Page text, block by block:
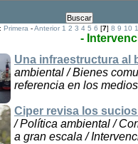
Primera -Anterior 1 2 3 4 5 6 [7]8 9 10
-
Una infraestructura al
ambiental / Bienes
referencia en los
Ciper revisa los
/ Política ambiental /
a gran escala /